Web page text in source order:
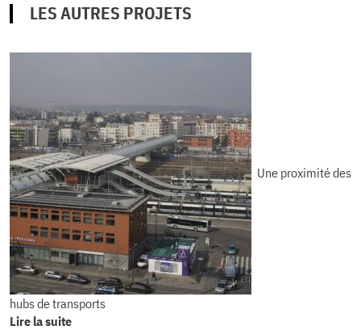
LES AUTRES PROJETS
Une proximité des
hubs de transports
Lire la suite